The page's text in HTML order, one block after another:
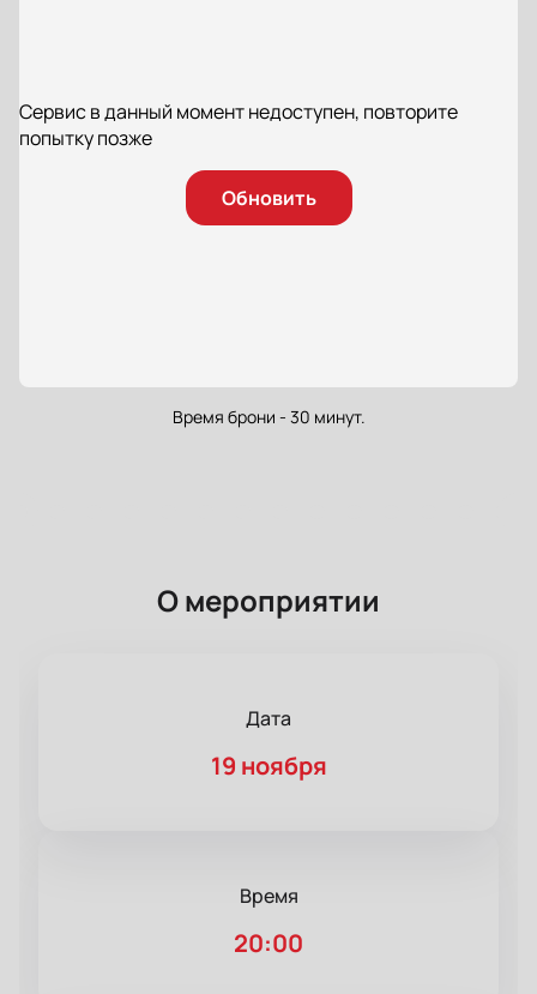
Сервис в данный момент недоступен, повторите
попытку позже
Обновить
Время брони - 30 минут.
О мероприятии
Дата
19 ноября
Время
20:00